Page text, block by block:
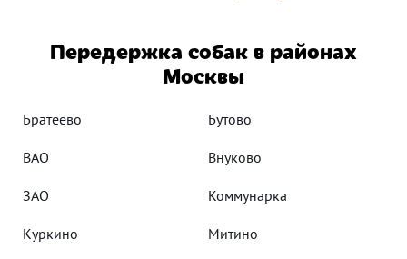
Передержка собак в районах
Москвы
Братеево Бутово
ВАО Внуково
ЗАО Коммунарка
Куркино Митино